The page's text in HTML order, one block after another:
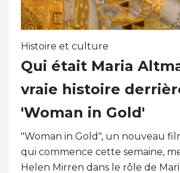
Histoire et culture
Qui était Maria
vraie histoire
'Woman in Gold'
"Woman in Gold", un nouveau
qui commence cette semaine,
Helen Mirren dans le rôle de